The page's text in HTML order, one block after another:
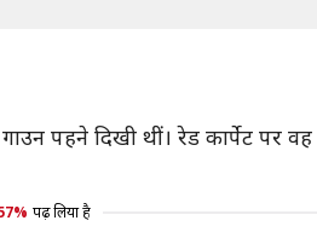
पहने दिखी थीं। रेड कार्पेट पर
पढ़ लिया है